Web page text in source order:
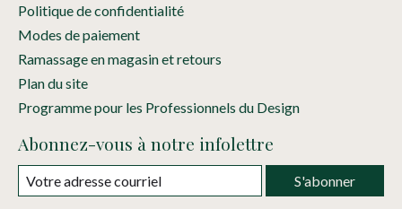
Politique de confidentialité
Modes de paiement
Ramassage en magasin et retours
Plan du site
Programme pour les Professionnels du Design
Abonnez-vous à notre infolettre
S'abonner